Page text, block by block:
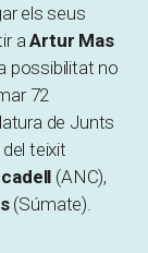
els seus
a Artur Mas
possibilitat no
72
de Junts
teixit
(ANC),
(Súmate).